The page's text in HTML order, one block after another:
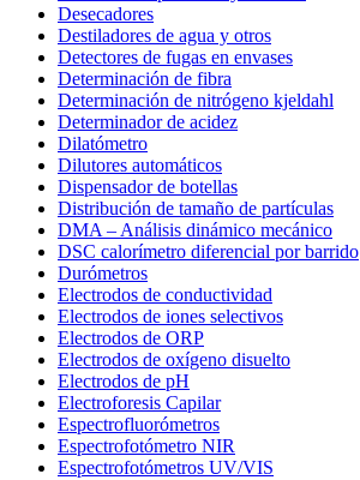
Desecadores
Destiladores de agua y otros
Detectores de fugas en envases
Determinación de fibra
Determinación de nitrógeno kjeldahl
Determinador de acidez
Dilatómetro
Dilutores automáticos
Dispensador de botellas
Distribución de tamaño de partículas
DMA – Análisis dinámico mecánico
DSC calorímetro diferencial por barrido
Durómetros
Electrodos de conductividad
Electrodos de iones selectivos
Electrodos de ORP
Electrodos de oxígeno disuelto
Electrodos de pH
Electroforesis Capilar
Espectrofluorómetros
Espectrofotómetro NIR
Espectrofotómetros UV/VIS